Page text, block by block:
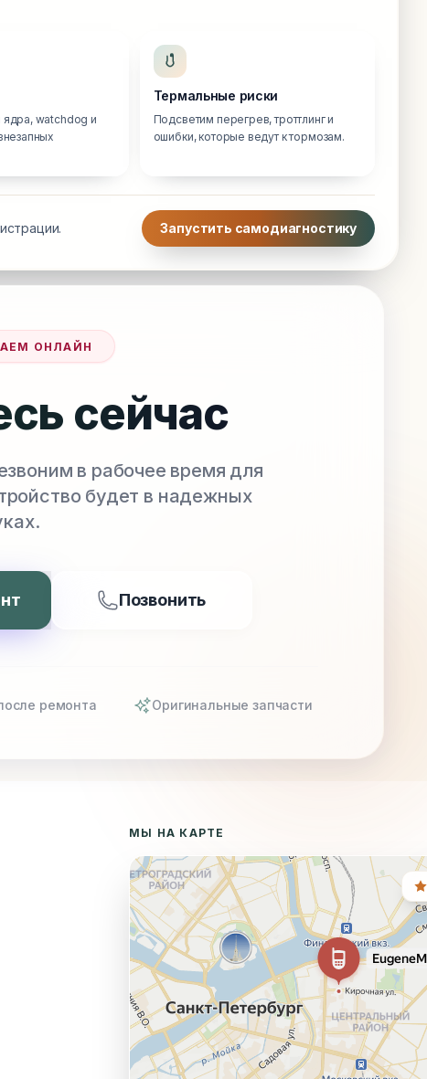
watchdog и
Термальные риски
Подсветим перегрев, троттлинг и
ошибки, которые ведут к тормозам.
Запустить самодиагностику
ОНЛАЙН
сейчас
в рабочее время для
будет в надежных
Позвонить
ремонта Оригинальные запчасти
МЫ НА КАРТЕ